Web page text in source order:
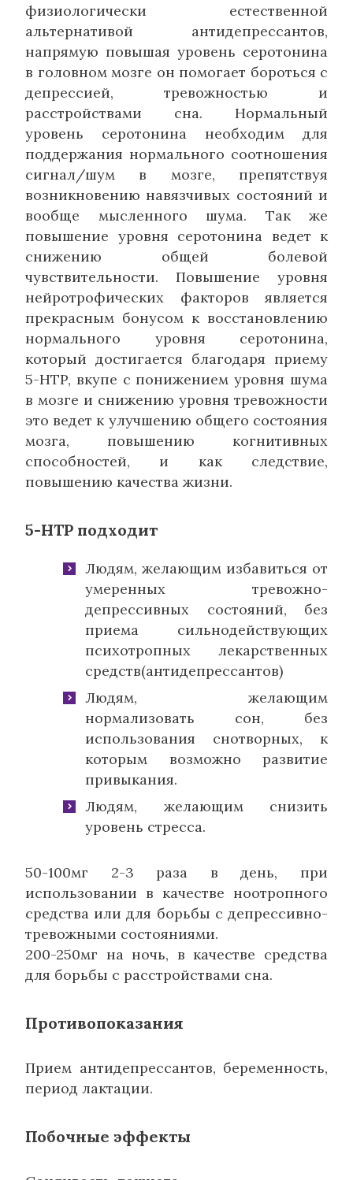
физиологически естественной
альтернативой антидепрессантов,
напрямую повышая уровень серотонина
в головном мозге он помогает бороться с
депрессией, тревожностью и
расстройствами сна. Нормальный
уровень серотонина необходим для
поддержания нормального соотношения
сигнал/шум в мозге, препятствуя
возникновению навязчивых состояний и
вообще мысленного шума. Так же
повышение уровня серотонина ведет к
снижению общей болевой
чувствительности. Повышение уровня
нейротрофических факторов является
прекрасным бонусом к восстановлению
нормального уровня серотонина,
который достигается благодаря приему
5-HTP, вкупе с понижением уровня шума
в мозге и снижению уровня тревожности
это ведет к улучшению общего состояния
мозга, повышению когнитивных
способностей, и как следствие,
повышению качества жизни.
5-HTP подходит
Людям, желающим избавиться от
умеренных тревожно-
депрессивных состояний, без
приема сильнодействующих
психотропных лекарственных
средств(антидепрессантов)
Людям, желающим
нормализовать сон, без
использования снотворных, к
которым возможно развитие
привыкания.
Людям, желающим снизить
уровень стресса.
50-100мг 2-3 раза в день, при
использовании в качестве ноотропного
средства или для борьбы с депрессивно-
тревожными состояниями.
200-250мг на ночь, в качестве средства
для борьбы с расстройствами сна.
Противопоказания
Прием антидепрессантов, беременность,
период лактации.
Побочные эффекты